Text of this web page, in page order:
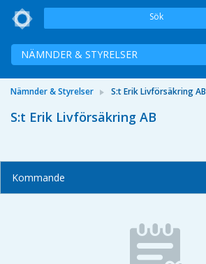
Sök
NÄMNDER & STYRELSER
Nämnder & Styrelser S:t Erik Livförsäkring AB
S:t Erik Livförsäkring AB
Kommande